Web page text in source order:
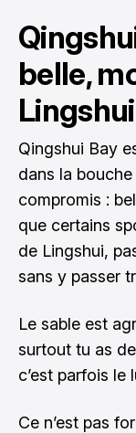
belle,
Qingshui Bay
dans la
compromis :
que certains
de Lingshui,
sans y passer
Le sable est
surtout tu as de
c’est parfois le
Ce n’est pas